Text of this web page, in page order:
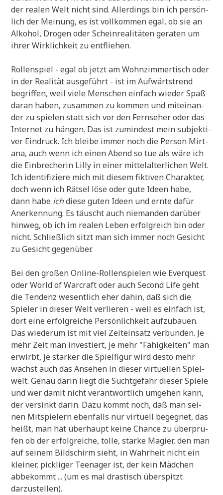
der rea­len Welt nicht sind. Aller­dings bin ich per­sön­
lich der Mei­nung, es ist voll­kom­men egal, ob sie an
Alko­hol, Dro­gen oder Schein­rea­li­tä­ten gera­ten um
ihrer Wirk­lich­keit zu entfliehen.
Rol­len­spiel - egal ob jetzt am Wohn­zim­mer­tisch oder
in der Rea­li­tät aus­ge­führt - ist im Auf­wärts­trend
begrif­fen, weil vie­le Men­schen ein­fach wie­der Spaß
dar­an haben, zusam­men zu kom­men und mit­ein­an­
der zu spie­len statt sich vor den Fern­se­her oder das
Inter­net zu hän­gen. Das ist zumin­dest mein sub­jek­ti­
ver Ein­druck. Ich blei­be immer noch die Per­son Mir­t­
a­na, auch wenn ich einen Abend so tue als wäre ich
die Ein­bre­che­rin Lil­ly in einer mit­tel­al­ter­li­chen Welt.
Ich iden­ti­fi­zie­re mich mit die­sem fik­ti­ven Cha­rak­ter,
doch wenn ich Rät­sel löse oder gute Ideen habe,
dann habe ichdie­se guten Ideen und ern­te dafür
Aner­ken­nung. Es täuscht auch nie­man­den dar­über
hin­weg, ob ich im rea­len Leben erfolg­reich bin oder
nicht. Schließ­lich sitzt man sich immer noch Gesicht
zu Gesicht gegenüber.
Bei den gro­ßen Online-Rol­len­spie­len wie Ever­quest
oder World of War­craft oder auch Second Life geht
die Ten­denz wesent­lich eher dahin, daß sich die
Spie­ler in die­ser Welt ver­lie­ren - weil es ein­fach ist,
dort eine erfolg­rei­che Per­sön­lich­keit auf­zu­bau­en.
Das wie­der­um ist mit viel Zeit­ein­satz ver­bun­den. Je
mehr Zeit man inve­stiert, je mehr "Fähig­kei­ten" man
erwirbt, je stär­ker die Spiel­fi­gur wird desto mehr
wächst auch das Anse­hen in die­ser vir­tu­el­len Spiel­
welt. Genau dar­in liegt die Sucht­ge­fahr die­ser Spie­le
und wer damit nicht ver­ant­wort­lich umge­hen kann,
der ver­sinkt dar­in. Dazu kommt noch, daß man sei­
nen Mit­spie­lern eben­falls nur vir­tu­ell begeg­net, das
heißt, man hat über­haupt kei­ne Chan­ce zu über­prü­
fen ob der erfolg­rei­che, tol­le, star­ke Magi­er, den man
auf sei­nem Bild­schirm sieht, in Wahr­heit nicht ein
klei­ner, pick­li­ger Teen­ager ist, der kein Mäd­chen
abbe­kommt ... (um es mal dra­stisch über­spitzt
darzustellen).